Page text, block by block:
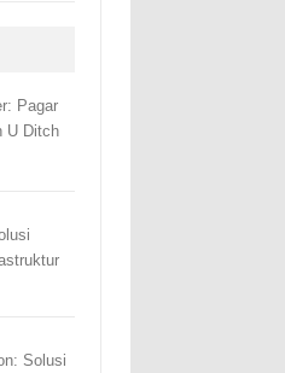
Pagar
U Ditch
Solusi